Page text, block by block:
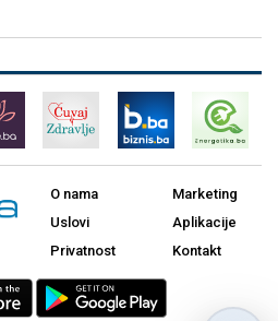
O nama
Uslovi
Privatnost
Marketing
Aplikacije
Kontakt